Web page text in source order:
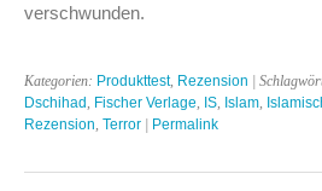
verschwunden.
Kategorien: Produkttest, Rezension |
Dschihad Fischer Verlage IS Islam
Rezension Terror | Permalink